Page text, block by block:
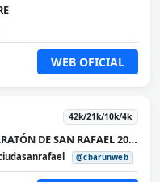
WEB OFICIAL
42k/21k/10k/4k
DE SAN RAFAEL 2026
@cbarunweb